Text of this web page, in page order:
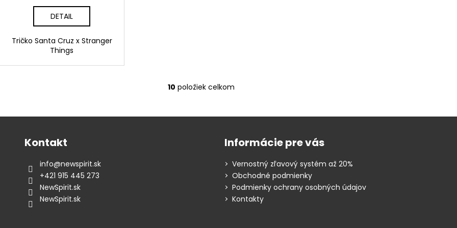
DETAIL
Tričko Santa Cruz x Stranger
Things
O
l
10 položiek celkom
Kontakt
info@newspirit.sk
+421 915 445 273
NewSpirit.sk
NewSpirit.sk
Informácie pre vás
Vernostný zľavový systém až 20%
Obchodné podmienky
Podmienky ochrany osobných údajov
Kontakty